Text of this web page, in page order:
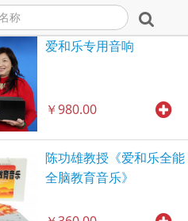
爱和乐专用音响
￥980.00
陈功雄教授《爱和乐全能
全脑教育音乐》